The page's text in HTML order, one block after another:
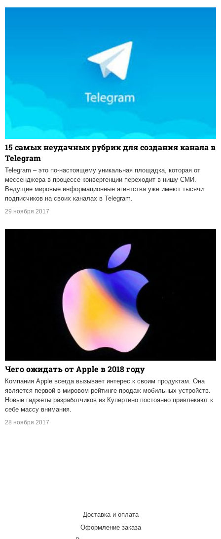
15 самых неудачных рубрик для создания канала в
Telegram
Telegram – это по-настоящему уникальная площадка, которая от
мессенджера в процессе конвергенции переходит в нишу СМИ.
Ведущие мировые информационные агентства уже имеют тысячи
подписчиков на своих каналах в Telegram.
29 ноября 2017
Чего ожидать от Apple в 2018 году
Компания Apple всегда вызывает интерес к своим продуктам. Она
является первой в мировом рейтинге продаж мобильных устройств.
Новые гаджеты разработчиков из Купертино постоянно привлекают к
себе массу внимания.
28 ноября 2017
Доставка и оплата
Оформление заказа